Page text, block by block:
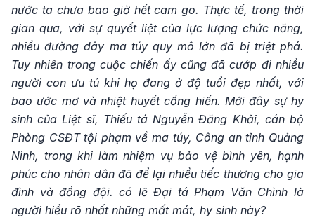
nước ta chưa bao giờ hết cam go. Thực tế, trong thời
gian qua, với sự quyết liệt của lực lượng chức năng,
nhiều đường dây ma túy quy mô lớn đã bị triệt phá.
Tuy nhiên trong cuộc chiến ấy cũng đã cướp đi nhiều
người con ưu tú khi họ đang ở độ tuổi đẹp nhất, với
bao ước mơ và nhiệt huyết cống hiến. Mới đây sự hy
sinh của Liệt sĩ, Thiếu tá Nguyễn Đăng Khải, cán bộ
Phòng CSĐT tội phạm về ma túy, Công an tỉnh Quảng
Ninh, trong khi làm nhiệm vụ bảo vệ bình yên, hạnh
phúc cho nhân dân đã để lại nhiều tiếc thương cho gia
đình và đồng đội. có lẽ Đại tá Phạm Văn Chình là
người hiểu rõ nhất những mất mát, hy sinh này?